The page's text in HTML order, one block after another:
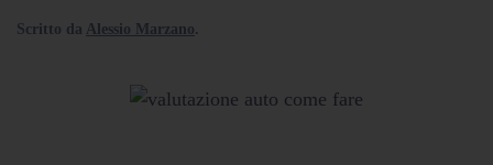
Scritto da Alessio Marzano.